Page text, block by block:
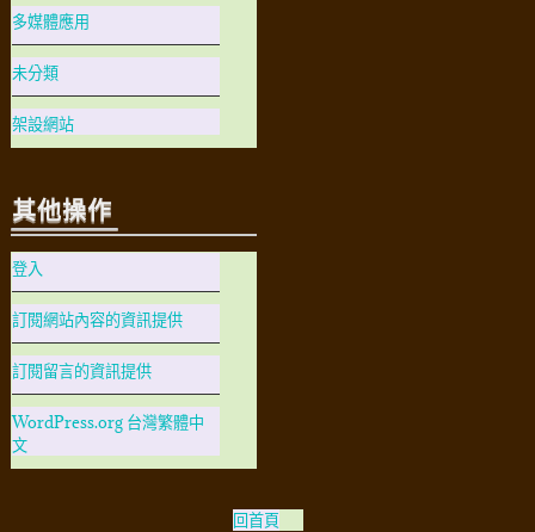
多媒體應用
未分類
架設網站
其他操作
登入
訂閱網站內容的資訊提供
訂閱留言的資訊提供
WordPress.org 台灣繁體中
文
回首頁